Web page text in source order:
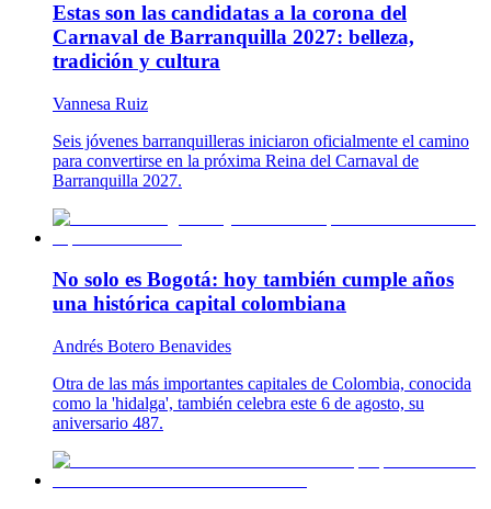
Estas son las candidatas a la corona del
Carnaval de Barranquilla 2027: belleza,
tradición y cultura
Vannesa Ruiz
Seis jóvenes barranquilleras iniciaron oficialmente el camino
para convertirse en la próxima Reina del Carnaval de
Barranquilla 2027.
No solo es Bogotá: hoy también cumple años
una histórica capital colombiana
Andrés Botero Benavides
Otra de las más importantes capitales de Colombia, conocida
como la 'hidalga', también celebra este 6 de agosto, su
aniversario 487.